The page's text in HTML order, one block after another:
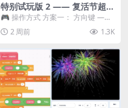
特别试玩版 2 —— 复活节超级
卡丁车赛
🎮 操作方式 方案一： 方向键 ——
移动 Z —— 跳跃 / 漂移 方案二： ...
2 周前 1.3K